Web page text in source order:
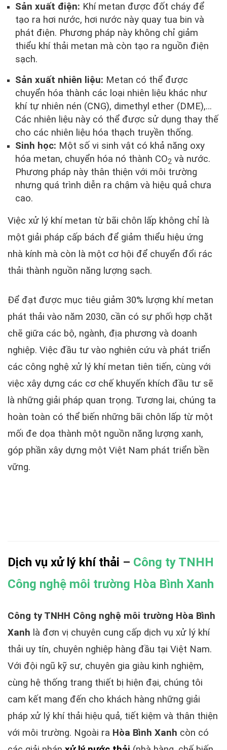
Sản xuất điện: Khí metan được đốt cháy để
tạo ra hơi nước, hơi nước này quay tua bin và
phát điện. Phương pháp này không chỉ giảm
thiểu khí thải metan mà còn tạo ra nguồn điện
sạch.
Sản xuất nhiên liệu: Metan có thể được
chuyển hóa thành các loại nhiên liệu khác như
khí tự nhiên nén (CNG), dimethyl ether (DME),…
Các nhiên liệu này có thể được sử dụng thay thế
cho các nhiên liệu hóa thạch truyền thống.
Sinh học: Một số vi sinh vật có khả năng oxy
hóa metan, chuyển hóa nó thành CO2 và nước.
Phương pháp này thân thiện với môi trường
nhưng quá trình diễn ra chậm và hiệu quả chưa
cao.
Việc xử lý khí metan từ bãi chôn lấp không chỉ là
một giải pháp cấp bách để giảm thiểu hiệu ứng
nhà kính mà còn là một cơ hội để chuyển đổi rác
thải thành nguồn năng lượng sạch.
Để đạt được mục tiêu giảm 30% lượng khí metan
phát thải vào năm 2030, cần có sự phối hợp chặt
chẽ giữa các bộ, ngành, địa phương và doanh
nghiệp. Việc đầu tư vào nghiên cứu và phát triển
các công nghệ xử lý khí metan tiên tiến, cùng với
việc xây dựng các cơ chế khuyến khích đầu tư sẽ
là những giải pháp quan trọng. Tương lai, chúng ta
hoàn toàn có thể biến những bãi chôn lấp từ một
mối đe dọa thành một nguồn năng lượng xanh,
góp phần xây dựng một Việt Nam phát triển bền
vững.
Dịch vụ xử lý khí thải – Công ty TNHH
Công nghệ môi trường Hòa Bình Xanh
Công ty TNHH Công nghệ môi trường Hòa Bình
Xanh là đơn vị chuyên cung cấp dịch vụ xử lý khí
thải uy tín, chuyên nghiệp hàng đầu tại Việt Nam.
Với đội ngũ kỹ sư, chuyên gia giàu kinh nghiệm,
cùng hệ thống trang thiết bị hiện đại, chúng tôi
cam kết mang đến cho khách hàng những giải
pháp xử lý khí thải hiệu quả, tiết kiệm và thân thiện
với môi trường. Ngoài ra Hòa Bình Xanh còn có